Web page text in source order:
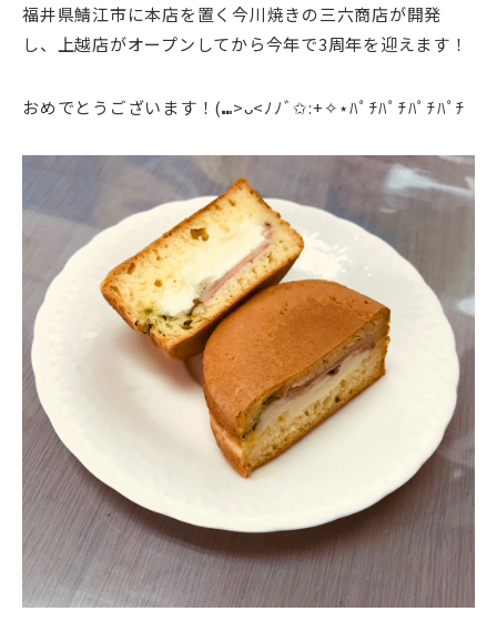
福井県鯖江市に本店を置く今川焼きの三六商店が開発
し、上越店がオープンしてから今年で3周年を迎えます！
おめでとうございます！(⑉>ᴗ<ﾉﾉﾞ✩:+✧︎⋆ﾊﾟﾁﾊﾟﾁﾊﾟﾁﾊﾟﾁ